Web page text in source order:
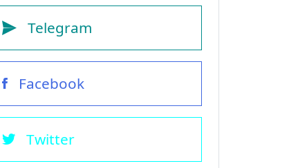
Telegram
Facebook
Twitter